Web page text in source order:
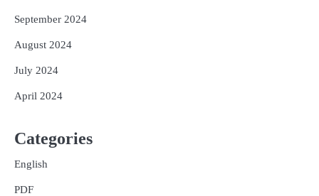
September 2024
August 2024
July 2024
April 2024
Categories
English
PDF